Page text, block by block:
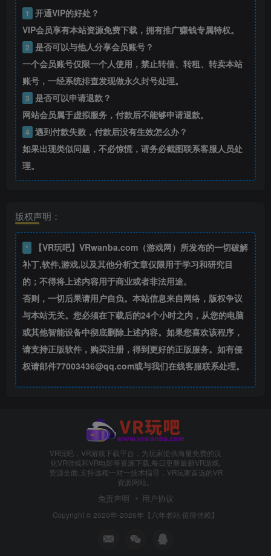
1
开通VIP的好处？
VIP会员享有本站资源免费下载，拥有推广赚钱专属特权。
2
是否可以与他人分享会员账号？
一个会员账号仅限一个人使用，禁止转借、转租、转卖本站
账号，一经系统排查发现做永久封号处理。
3
是否可以申请退款？
网站会员属于虚拟服务，付款后不能够申请退款。
4 遇到付款失败，付款后没有生效怎么办？
如果出现类似问题，不必惊慌，请务必截图联系客服人员处
理。
版权声明：
*
【VR玩吧】VRwanba.com（游戏网）所发布的一切破解
补丁,软件,游戏,以及其他分析文章仅限用于学习和研究目
的；不得将上述内容用于商业或者非法用途。
否则，一切后果请用户自负。本站信息来自网络，版权争议
与本站无关。您必须在下载后的24个小时之内，从您的电脑
或其他智能设备中彻底删除上述内容。如果您喜欢该程序，
请支持正版软件，购买注册，得到更好的正版服务。如有侵
权请邮件77003436@qq.com或与我们在线客服联系处理。
VR玩吧，VR游戏下载平台，为玩家提供海量免费的汉
化VR游戏和VR电影等资源下载,每日更新最新VR游戏,
资源全面,支持远程一对一技术指导，VR玩家首选的VR
资源网站。
免责声明 用户协议
Copyright © 2020年-2026年【六年老站·值得信赖】